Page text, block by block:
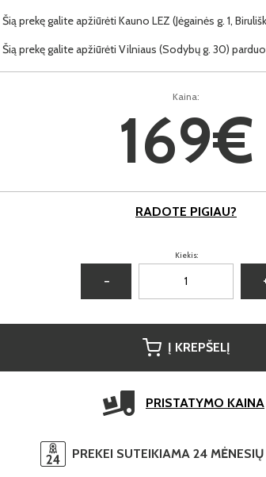
Šią prekę galite apžiūrėti Kauno LEZ (Jėgainės g. 1,
Šią prekę galite apžiūrėti Vilniaus (Sodybų g. 30)
Kaina:
169€
RADOTE PIGIAU?
Kiekis:
−
Į KREPŠELĮ
PRISTATYMO KAINA
PREKEI SUTEIKIAMA 24